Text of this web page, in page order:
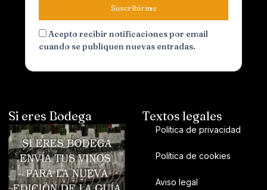
Suscribirme
Acepto recibir notificaciones por email
cuando se publiquen nuevas entradas.
Si eres Bodega Textos legales
Política de privacidad
Política de cookies
Aviso legal